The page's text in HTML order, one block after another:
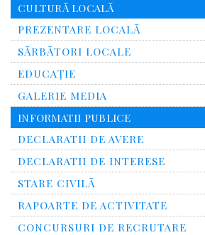
CULTURĂ LOCALĂ
PREZENTARE LOCALĂ
SĂRBĂTORI LOCALE
EDUCAȚIE
GALERIE MEDIA
INFORMATII PUBLICE
DECLARATII DE AVERE
DECLARATII DE INTERESE
STARE CIVILĂ
RAPOARTE DE ACTIVITATE
CONCURSURI DE RECRUTARE